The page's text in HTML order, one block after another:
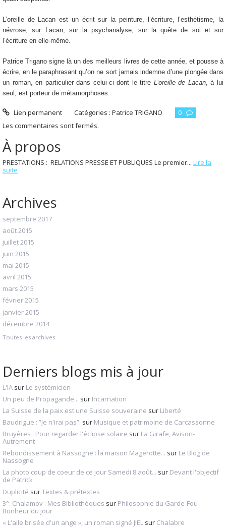
À propos
PRESTATIONS : RELATIONS PRESSE ET PUBLIQUES Le premier... Lire la
suite
Archives
septembre 2017
août 2015
juillet 2015
juin 2015
mai 2015
avril 2015
mars 2015
février 2015
janvier 2015
décembre 2014
Toutes les archives
Derniers blogs mis à jour
L'IA sur Le systémicien
Un peu de Propagande... sur Incarnation
La Suisse de la paix est une Suisse souveraine sur Liberté
Baudrigue : ”Je n'irai pas”. sur Musique et patrimoine de Carcassonne
Bruyères : Pour regarder l'éclipse solaire sur La Girafe, Avison-
Autrement
Rebondissement à Nassogne : la maison Magerotte... sur Le Blog de
Nassogne
La photo coup de coeur de ce jour Samedi 8 août... sur Devant l'objectif
de Patrick
Duplicité surTextes & prétextes
3°. Chalamov : Mes Bibliothèques sur Philosophie du Garde-Fou :
Bonheur du jour
« L'aile brisée d'un ange », un roman signé JIEL sur Chalabre
L’oreille de Lacan est un écrit sur la peinture, l’écriture, l’esthétisme, la
névrose, sur Lacan, sur la psychanalyse, sur la quête de soi et sur
l’écriture en elle-même.
Patrice Trigano signe là un des meilleurs livres de cette année, et pousse à
écrire, en le paraphrasant qu’on ne sort jamais indemne d’une plongée dans
un roman, en particulier dans celui-ci dont le titre L’oreille de Lacan, à lui
seul, est porteur de métamorphoses.
Lien permanent Catégories :Patrice TRIGANO
0
Les commentaires sont fermés.